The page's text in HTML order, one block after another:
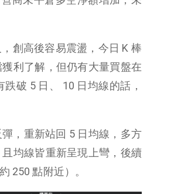
創高後容易震盪，今日 K 棒
利了解，但仍有大量買盤在
破 5 日、 10 日均線的話，
，重新站回 5 日均線，多方
均線皆重新呈現上彎，後續
250 點附近）。